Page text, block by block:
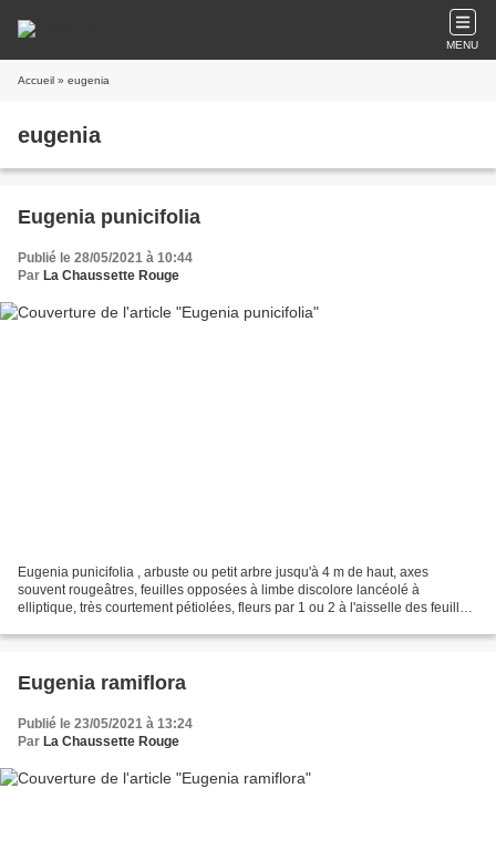
MENU
Accueil » eugenia
eugenia
Eugenia punicifolia
Publié le 28/05/2021 à 10:44
Par La Chaussette Rouge
Eugenia punicifolia , arbuste ou petit arbre jusqu'à 4 m de haut, axes
souvent rougeâtres, feuilles opposées à limbe discolore lancéolé à
elliptique, très courtement pétiolées, fleurs par 1 ou 2 à l'aisselle des feuilles,
Eugenia ramiflora
Publié le 23/05/2021 à 13:24
Par La Chaussette Rouge